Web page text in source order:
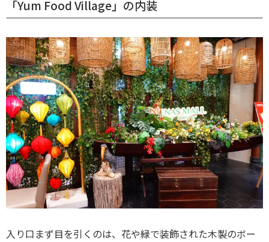
「Yum Food Village」の内装
入り口まず目を引くのは、花や緑で装飾された木製のボー